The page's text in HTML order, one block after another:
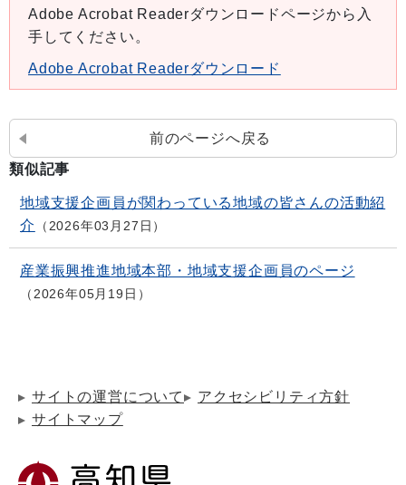
Adobe Acrobat Readerダウンロードページから入
手してください。
Adobe Acrobat Readerダウンロード
前のページへ戻る
類似記事
地域支援企画員が関わっている地域の皆さんの活動紹
介
2026年03月27日
産業振興推進地域本部・地域支援企画員のページ
2026年05月19日
サイトの運営について
アクセシビリティ方針
サイトマップ